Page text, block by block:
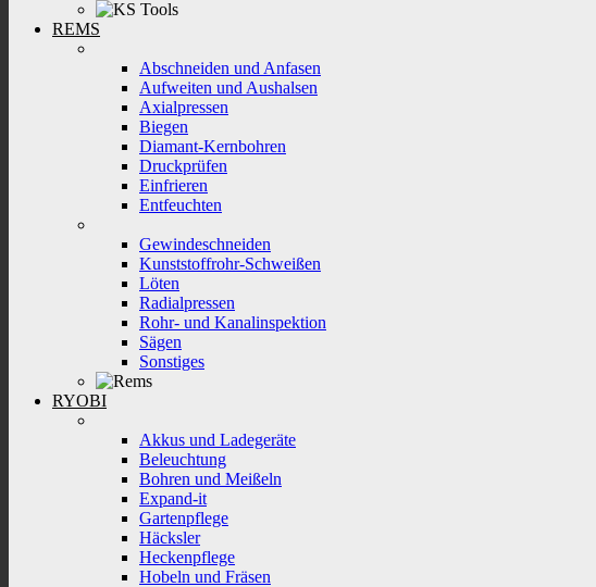
REMS
Abschneiden und Anfasen
Aufweiten und Aushalsen
Axialpressen
Biegen
Diamant-Kernbohren
Druckprüfen
Einfrieren
Entfeuchten
Gewindeschneiden
Kunststoffrohr-Schweißen
Löten
Radialpressen
Rohr- und Kanalinspektion
Sägen
Sonstiges
RYOBI
Akkus und Ladegeräte
Beleuchtung
Bohren und Meißeln
Expand-it
Gartenpflege
Häcksler
Heckenpflege
Hobeln und Fräsen